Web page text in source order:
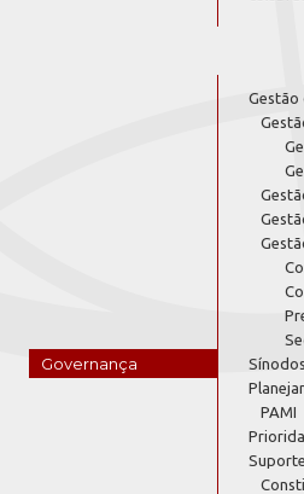
Governança
Gestão
Sínodos
PAMI